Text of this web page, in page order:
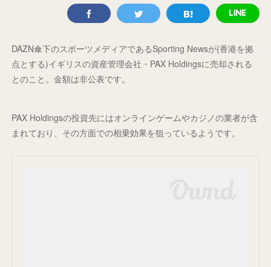
DAZN傘下のスポーツメディアであるSporting Newsが(香港を拠
点とする)イギリスの資産管理会社・PAX Holdingsに売却される
とのこと。金額は非公表です。
PAX Holdingsの投資先にはオンラインゲームやカジノの業者が含
まれており、その方面での相乗効果を狙っているようです。